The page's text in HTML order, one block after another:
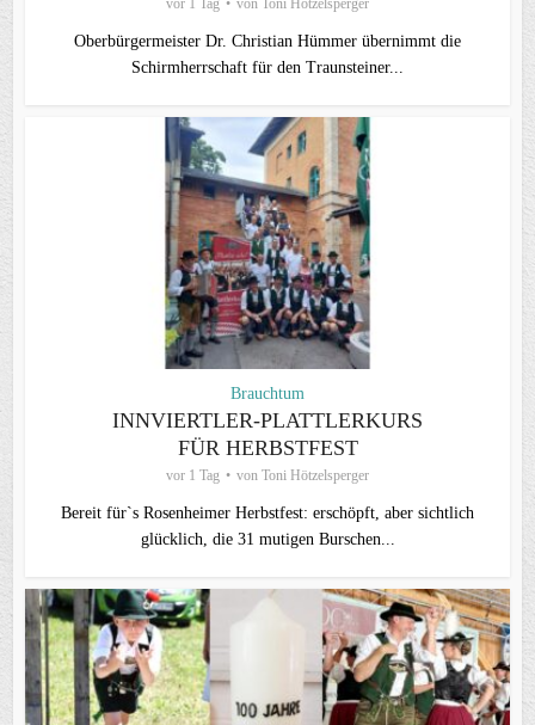
vor 1 Tag von Toni Hötzelsperger
Oberbürgermeister Dr. Christian Hümmer übernimmt die
Schirmherrschaft für den Traunsteiner...
Brauchtum
INNVIERTLER-PLATTLERKURS
FÜR HERBSTFEST
vor 1 Tag von Toni Hötzelsperger
Bereit für`s Rosenheimer Herbstfest: erschöpft, aber sichtlich
glücklich, die 31 mutigen Burschen...